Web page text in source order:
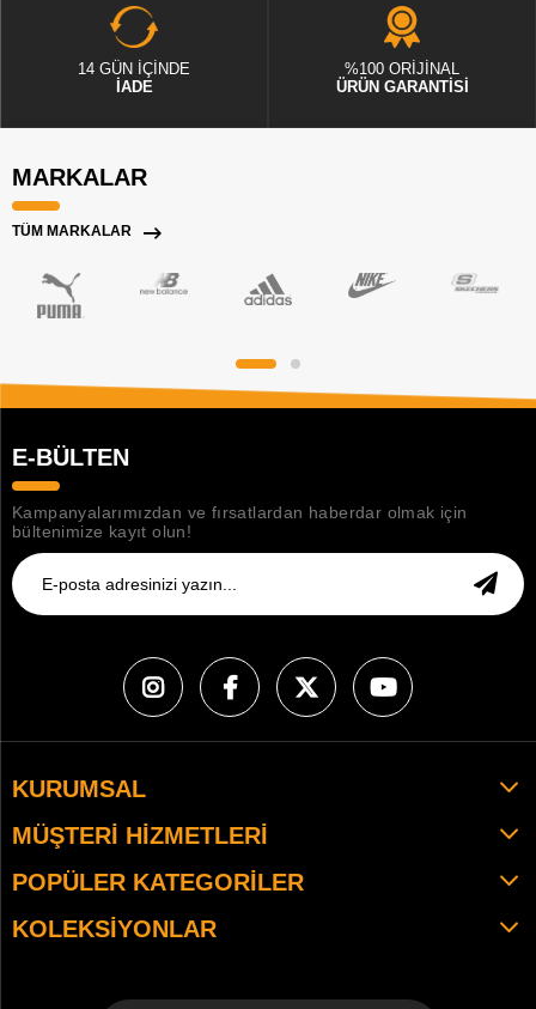
14 GÜN İÇİNDE
İADE
%100 ORİJİNAL
ÜRÜN GARANTİSİ
MARKALAR
TÜM MARKALAR
E-BÜLTEN
Kampanyalarımızdan ve fırsatlardan haberdar olmak için
bültenimize kayıt olun!
KURUMSAL
MÜŞTERI HIZMETLERI
POPÜLER KATEGORILER
KOLEKSIYONLAR